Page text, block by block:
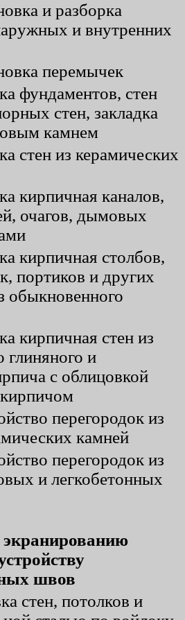
и разборка
и внутренних
перемычек
фундаментов, стен
стен, закладка
камнем
стен из керамических
кирпичная каналов,
очагов, дымовых
кирпичная столбов,
портиков и других
обыкновенного
кирпичная стен из
глиняного и
с облицовкой
перегородок из
камней
перегородок из
и легкобетонных
швов
стен, потолков и